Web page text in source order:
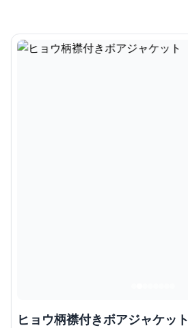
ヒョウ柄襟付きボアジャケット